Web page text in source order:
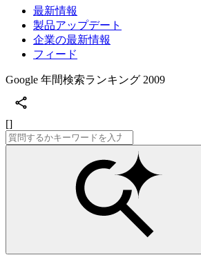
最新情報
製品アップデート
企業の最新情報
フィード
Google 年間検索ランキング 2009
[]